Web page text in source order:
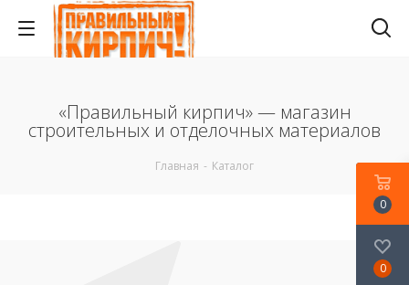
«Правильный кирпич» — магазин
строительных и отделочных материалов
Главная - Каталог
0
0